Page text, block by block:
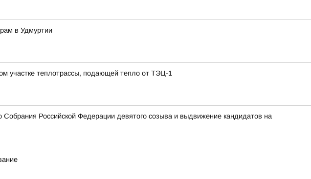
в Удмуртии
участке теплотрассы, подающей тепло от ТЭЦ-1
Российской Федерации девятого созыва и выдвижение кандидатов на